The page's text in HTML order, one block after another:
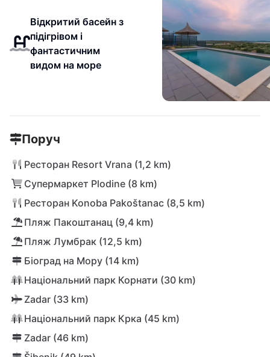
Відкритий басейн з
підігрівом і
фантастичним
видом на море
Поруч
Ресторан Resort Vrana (1,2 km)
Супермаркет Plodine (8 km)
Ресторан Konoba Pakoštanac (8,5 km)
Пляж Пакоштанац (9,4 km)
Пляж Лумбрак (12,5 km)
Біоград на Мору (14 km)
Національний парк Корнати (30 km)
Zadar (33 km)
Національний парк Крка (45 km)
Zadar (46 km)